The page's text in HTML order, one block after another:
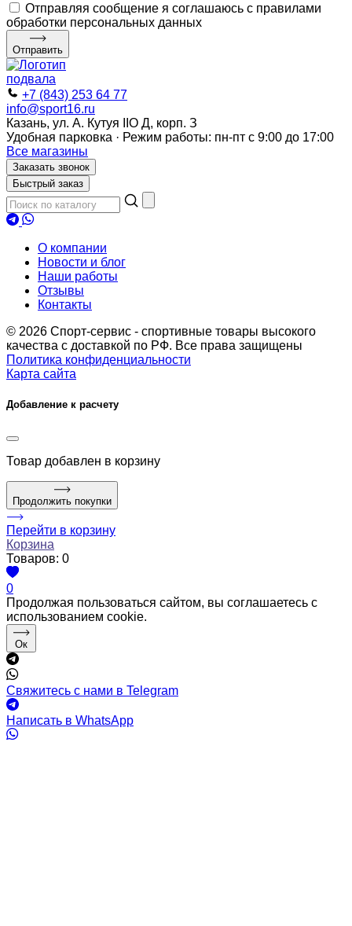
Отправляя сообщение я соглашаюсь с правилами
обработки персональных данных
Отправить
+7 (843) 253 64 77
info@sport16.ru
Казань, ул. А. Кутуя IIO Д, корп. З
Удобная парковка · Режим работы: пн-пт с 9:00 до 17:00
Все магазины
Заказать звонок
Быстрый заказ
О компании
Новости и блог
Наши работы
Отзывы
Контакты
© 2026 Спорт-сервис - спортивные товары высокого
качества с доставкой по РФ. Все права защищены
Политика конфиденциальности
Карта сайта
Добавление к расчету
Товар добавлен в корзину
Продолжить покупки
Перейти в корзину
Корзина
Товаров: 0
0
Продолжая пользоваться сайтом, вы соглашаетесь с
использованием cookie.
Ок
Свяжитесь с нами в Telegram
Написать в WhatsApp